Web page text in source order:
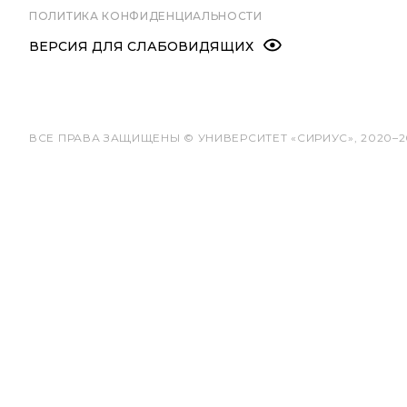
ПОЛИТИКА КОНФИДЕНЦИАЛЬНОСТИ
ВЕРСИЯ ДЛЯ СЛАБОВИДЯЩИХ
ВСЕ ПРАВА ЗАЩИЩЕНЫ © УНИВЕРСИТЕТ «СИРИУС»,